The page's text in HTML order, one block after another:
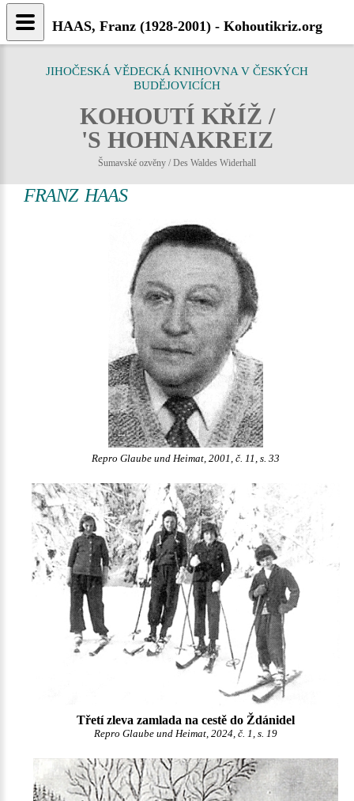
JIHOČESKÁ VĚDECKÁ KNIHOVNA V ČESKÝCH
BUDĚJOVICÍCH
KOHOUTÍ KŘÍŽ /
'S HOHNAKREIZ
Šumavské ozvěny / Des Waldes Widerhall
FRANZ HAAS
Repro Glaube und Heimat, 2001, č. 11, s. 33
Třetí zleva zamlada na cestě do Ždánidel
Repro Glaube und Heimat, 2024, č. 1, s. 19
HAAS, Franz (1928-2001) - Kohoutikriz.org